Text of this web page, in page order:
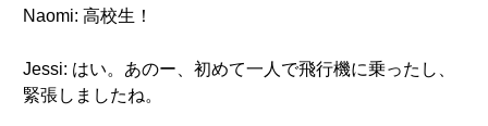
Naomi: 高校生！
Jessi: はい。あのー、初めて一人で飛行機に乗ったし、
緊張しましたね。